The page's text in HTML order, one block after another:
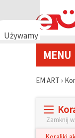
Używamy
MENU
EM ART ›
Zamknij